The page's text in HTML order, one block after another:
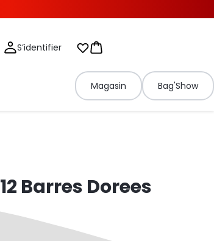
S’identifier Mes listes d'envies
Panier
Magasin Bag'Show
Barres Dorees